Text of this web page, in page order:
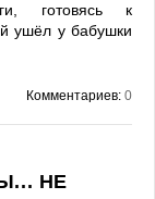
готовясь к
ушёл у бабушки
Комментариев: 0
НЕ